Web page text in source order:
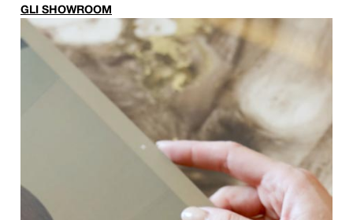
GLI SHOWROOM